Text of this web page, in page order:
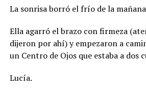
La sonrisa borró el frío de la
Ella agarró el brazo con firmeza
dijeron por ahí) y empezaron a
un Centro de Ojos que estaba a dos
Lucía.